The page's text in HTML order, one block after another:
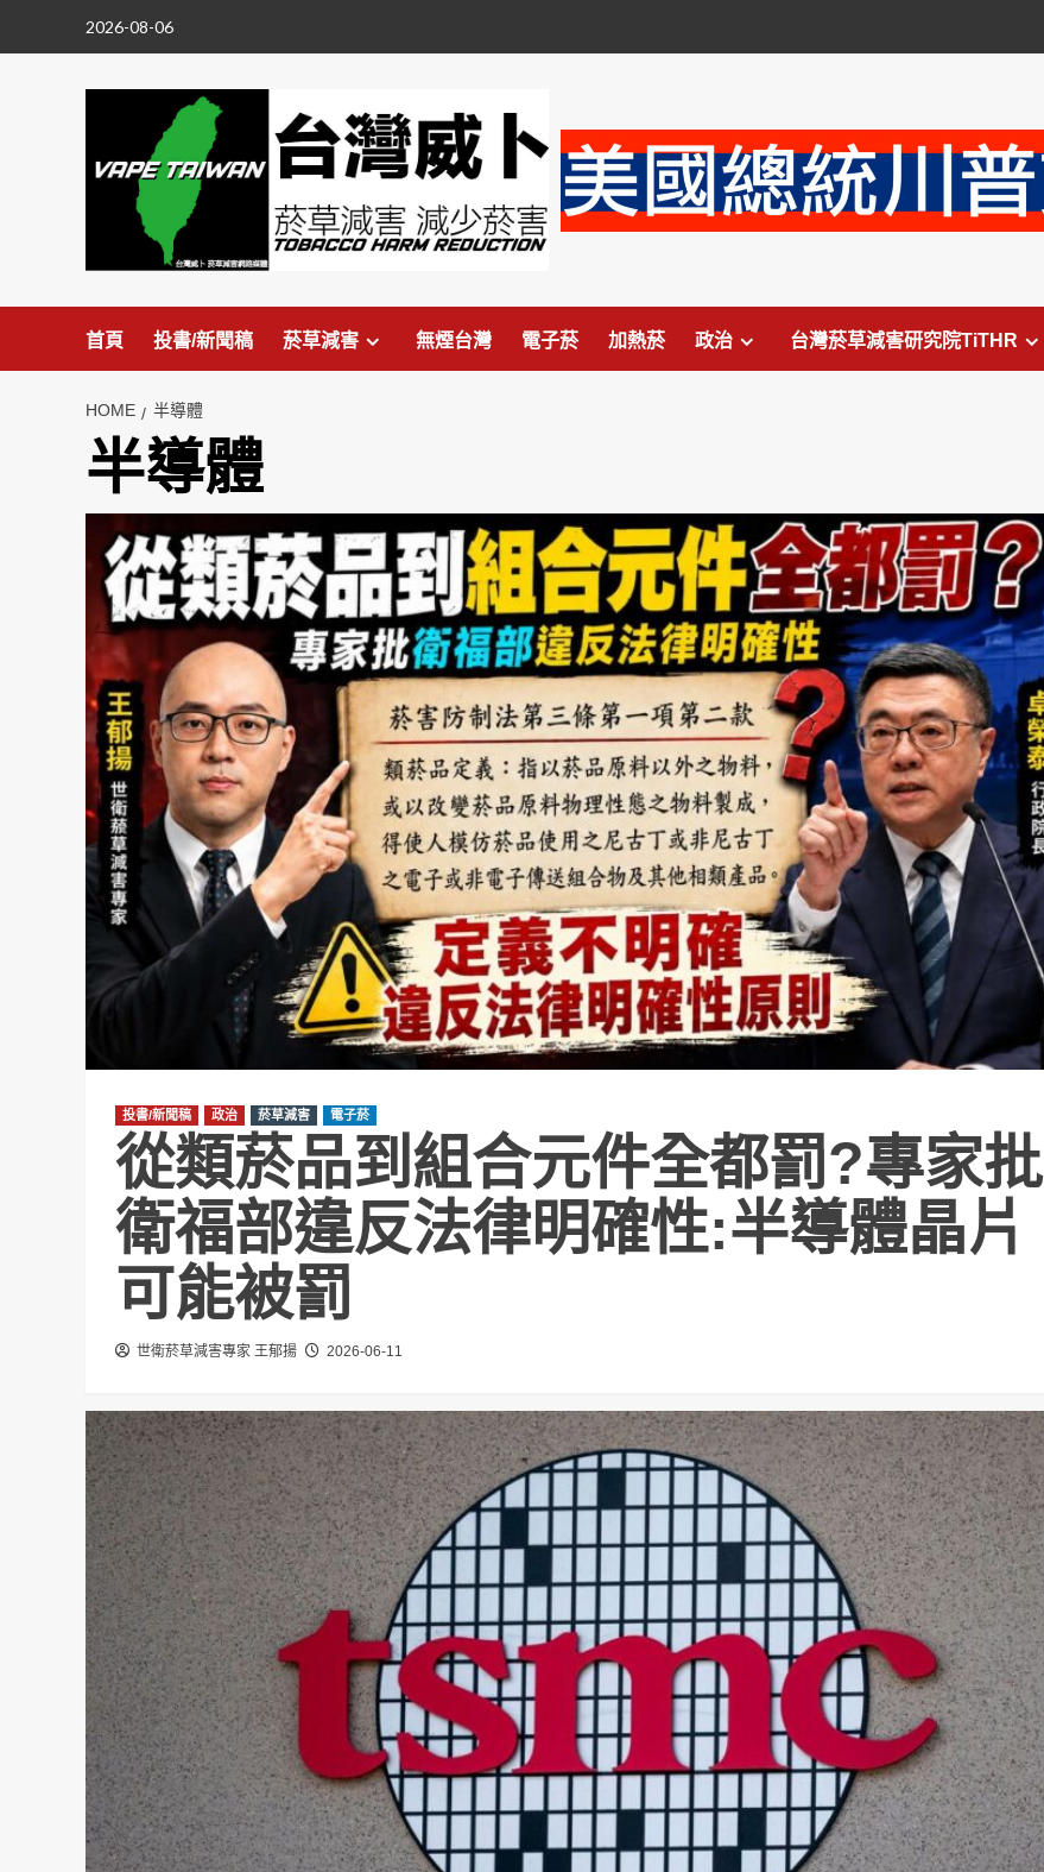
2026-08-06
首頁 投書/新聞稿 菸草減害 無煙台灣 電子菸 加熱菸 政治 台灣菸草減害研究院TiTHR
HOME 半導體
半導體
投書/新聞稿 政治 菸草減害 電子菸
從類菸品到組合元件全都罰?專家批
衛福部違反法律明確性:半導體晶片
可能被罰
世衛菸草減害專家 王郁揚 2026-06-11